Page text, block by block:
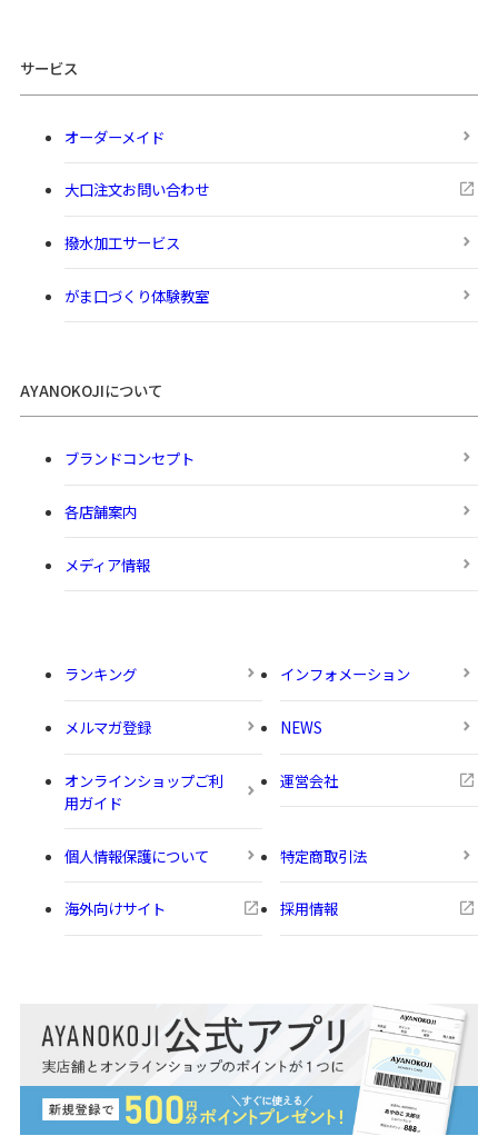
サービス
オーダーメイド
大口注文お問い合わせ
撥水加工サービス
がま口づくり体験教室
AYANOKOJIについて
ブランドコンセプト
各店舗案内
メディア情報
ランキング インフォメーション
メルマガ登録 NEWS
オンラインショップご利
用ガイド
運営会社
個人情報保護について 特定商取引法
海外向けサイト 採用情報